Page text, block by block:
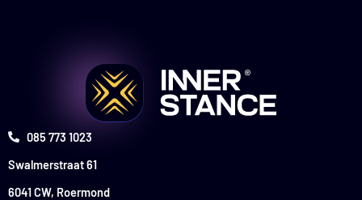
085 773 1023
Swalmerstraat 61
6041 CW, Roermond